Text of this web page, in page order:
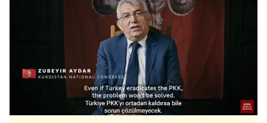
sınırlı olarak açık rızanız dahilinde kullanılacaktır.
Çerezlere ilişkin tercihlerinizi aşağıda yer alan panel
vasıtasıyla belirleyebilirsiniz. Çerezlere ilişkin detaylı bilgi
için Ayarlar butonuna tıklayabilir,
Çerez Bilgilendirme
Metnimiziziyaret edebilirsiniz.
6698 sayılı Kişisel Verilerin Korunması Kanunu uyarınca